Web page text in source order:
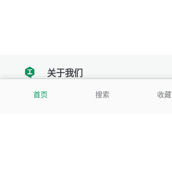
首页 搜索 收藏
tencent关于我们
我们努力把每一个工具做成批量处理的产品